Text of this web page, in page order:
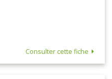
Consulter cette fiche